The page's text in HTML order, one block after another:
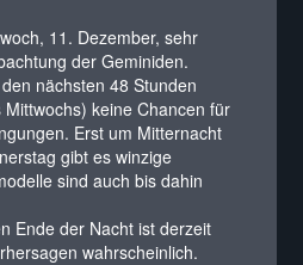
11. Dezember, sehr
der Geminiden.
nächsten 48 Stunden
keine Chancen für
Erst um Mitternacht
gibt es winzige
sind auch bis dahin
Ende der Nacht ist derzeit
wahrscheinlich.